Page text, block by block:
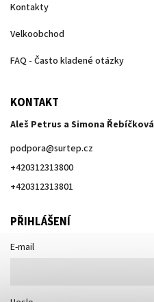
Kontakty
Velkoobchod
FAQ - Často kladené otázky
KONTAKT
Aleš Petrus a Simona Řebíčková
podpora@surtep.cz
+420312313800
+420312313801
PŘIHLÁŠENÍ
E-mail